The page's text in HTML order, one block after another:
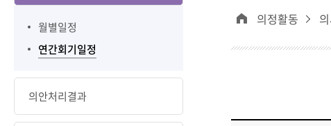
월별일정
연간회기일정
의안처리결과
의정활동